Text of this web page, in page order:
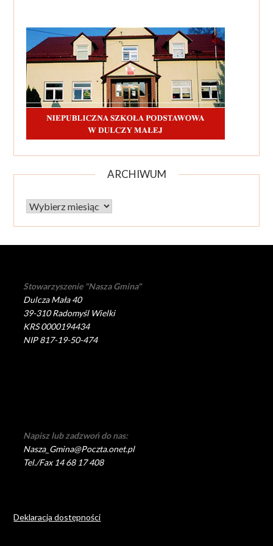
ARCHIWUM
Archiwum
Stowarzyszenie "Nasza Gmina"
Dulcza Mała 40
39-310 Radomyśl Wielki
KRS 0000194434
NIP 817-19-50-474
Napisz lub zadzwoń do nas:
Nasza_Gmina@Poczta.onet.pl
Tel./Fax 14 68 17 408
Deklaracja dostępności